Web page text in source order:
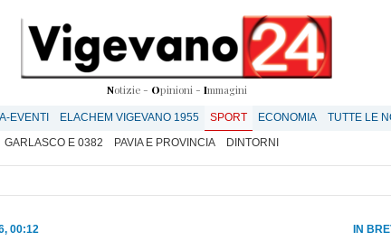
Notizie - Opinioni - Immagini
EVENTI ELACHEM VIGEVANO 1955 SPORT ECONOMIA
TUTTE LE
GARLASCO E 0382 PAVIA E PROVINCIA DINTORNI
IN
00:12